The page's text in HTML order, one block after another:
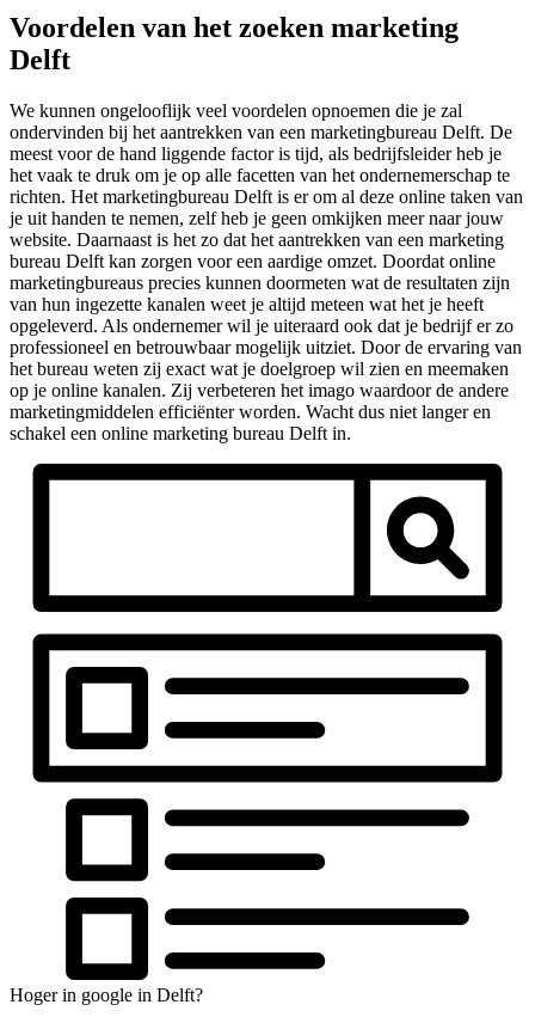
Voordelen van het zoeken marketing
Delft
We kunnen ongelooflijk veel voordelen opnoemen die je zal
ondervinden bij het aantrekken van een marketingbureau Delft. De
meest voor de hand liggende factor is tijd, als bedrijfsleider heb je
het vaak te druk om je op alle facetten van het ondernemerschap te
richten. Het marketingbureau Delft is er om al deze online taken van
je uit handen te nemen, zelf heb je geen omkijken meer naar jouw
website. Daarnaast is het zo dat het aantrekken van een marketing
bureau Delft kan zorgen voor een aardige omzet. Doordat online
marketingbureaus precies kunnen doormeten wat de resultaten zijn
van hun ingezette kanalen weet je altijd meteen wat het je heeft
opgeleverd. Als ondernemer wil je uiteraard ook dat je bedrijf er zo
professioneel en betrouwbaar mogelijk uitziet. Door de ervaring van
het bureau weten zij exact wat je doelgroep wil zien en meemaken
op je online kanalen. Zij verbeteren het imago waardoor de andere
marketingmiddelen efficiënter worden. Wacht dus niet langer en
schakel een online marketing bureau Delft in.
Hoger in google in Delft?